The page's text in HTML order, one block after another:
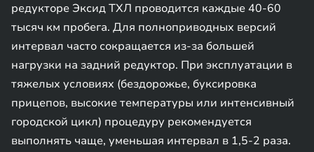
редукторе Эксид ТХЛ проводится каждые 40-60
тысяч км пробега. Для полноприводных версий
интервал часто сокращается из-за большей
нагрузки на задний редуктор. При эксплуатации в
тяжелых условиях (бездорожье, буксировка
прицепов, высокие температуры или интенсивный
городской цикл) процедуру рекомендуется
выполнять чаще, уменьшая интервал в 1,5-2 раза.